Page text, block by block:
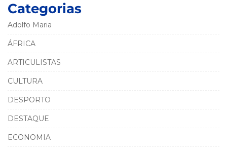
Categorias
Adolfo Maria
ÁFRICA
ARTICULISTAS
CULTURA
DESPORTO
DESTAQUE
ECONOMIA